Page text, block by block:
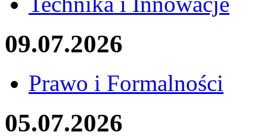
09.07.2026
Prawo i Formalności
05.07.2026